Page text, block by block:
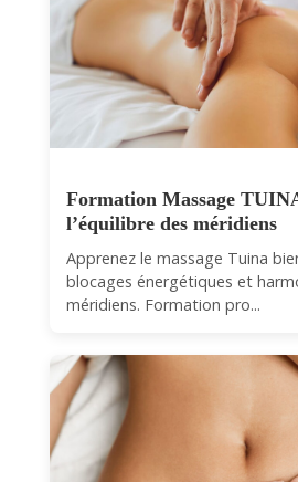
Formation Massage
l’équilibre des méridiens
Apprenez le massage Tuina
blocages énergétiques et
méridiens. Formation pro...